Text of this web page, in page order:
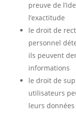
preuve de
l’exactitude
le droit de
personnel
ils peuvent
informations
le droit de
utilisateurs
leurs